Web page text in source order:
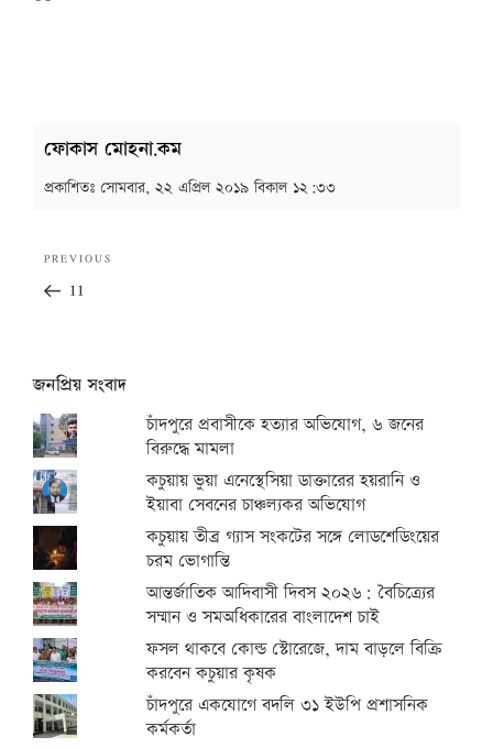
ফোকাস মোহনা.কম
প্রকাশিতঃ সোমবার, ২২ এপ্রিল ২০১৯ বিকাল ১২:৩৩
navigation
Previous
Post
PREVIOUS
11
জনপ্রিয় সংবাদ
চাঁদপুরে প্রবাসীকে হত্যার অভিযোগ, ৬ জনের
বিরুদ্ধে মামলা
কচুয়ায় ভুয়া এনেস্থেসিয়া ডাক্তারের হয়রানি ও
ইয়াবা সেবনের চাঞ্চল্যকর অভিযোগ
কচুয়ায় তীব্র গ্যাস সংকটের সঙ্গে লোডশেডিংয়ের
চরম ভোগান্তি
আন্তর্জাতিক আদিবাসী দিবস ২০২৬: বৈচিত্র্যের
সম্মান ও সমঅধিকারের বাংলাদেশ চাই
ফসল থাকবে কোল্ড স্টোরেজে, দাম বাড়লে বিক্রি
করবেন কচুয়ার কৃষক
চাঁদপুরে একযোগে বদলি ৩১ ইউপি প্রশাসনিক
কর্মকর্তা